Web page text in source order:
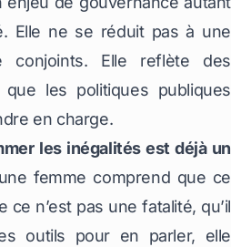
Elle ne se réduit pas à une
conjoints. Elle reflète des
que les politiques publiques
en charge.
les inégalités est déjà un
femme comprend que ce
ce n’est pas une fatalité, qu’il
outils pour en parler, elle